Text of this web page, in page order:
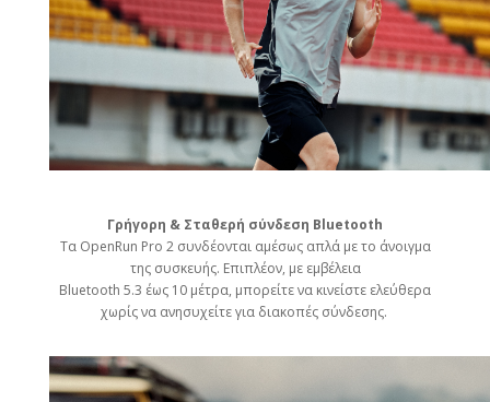
Γρήγορη & Σταθερή σύνδεση Bluetooth
Τα OpenRun Pro 2 συνδέονται αμέσως απλά με το άνοιγμα
της συσκευής. Επιπλέον, με εμβέλεια
Bluetooth 5.3 έως 10 μέτρα, μπορείτε να κινείστε ελεύθερα
χωρίς να ανησυχείτε για διακοπές σύνδεσης.